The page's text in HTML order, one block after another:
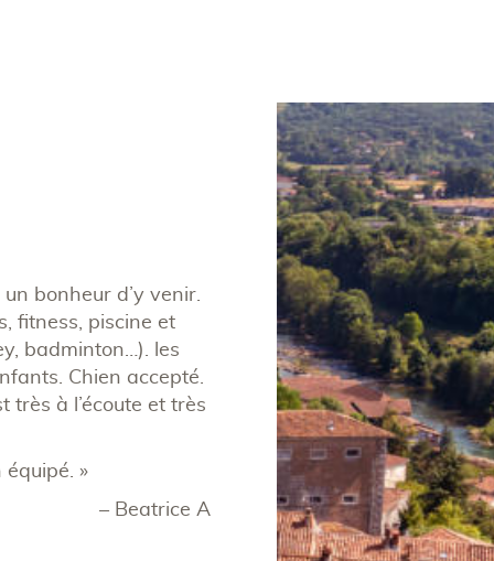
bonheur d’y venir.
fitness, piscine et
badminton…). les
Chien accepté.
très à l’écoute et très
»
– Beatrice A
« Un camping familial à
équipe. Le camping est bien
sont irréprochables. Le
avec fromage local, un
étant bien animé, concert,
ados se sont faits des